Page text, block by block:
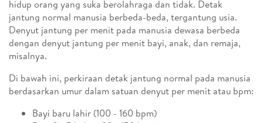
hidup orang yang suka berolahraga dan tidak. Detak
jantung normal manusia berbeda-beda, tergantung usia.
Denyut jantung per menit pada manusia dewasa berbeda
dengan denyut jantung per menit bayi, anak, dan remaja,
misalnya.
Di bawah ini, perkiraan detak jantung normal pada manusia
berdasarkan umur dalam satuan denyut per menit atau bpm:
Bayi baru lahir (100 - 160 bpm)